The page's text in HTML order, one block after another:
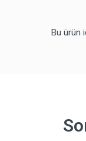
Bu ürün